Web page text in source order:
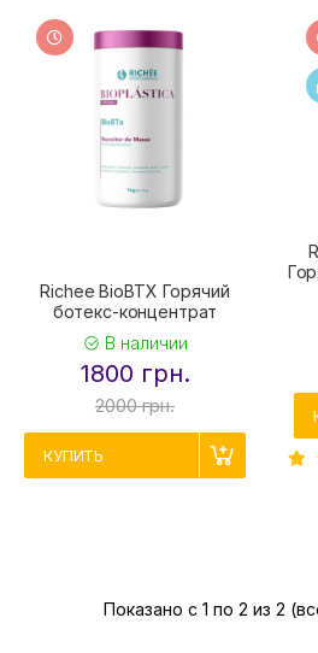
Richee BioBTX Горячий
ботекс-концентрат
В наличии
1800 грн.
2000 грн.
КУПИТЬ
Показано с 1 по 2 из 2